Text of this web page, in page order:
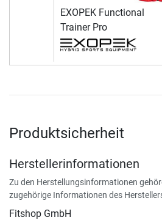
EXOPEK Functional
Trainer Pro
Produktsicherheit
Herstellerinformationen
Zu den Herstellungsinformationen
zugehörige Informationen des
Fitshop GmbH